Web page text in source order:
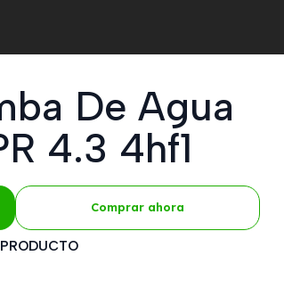
De Agua
4.3 4hf1
Comprar ahora